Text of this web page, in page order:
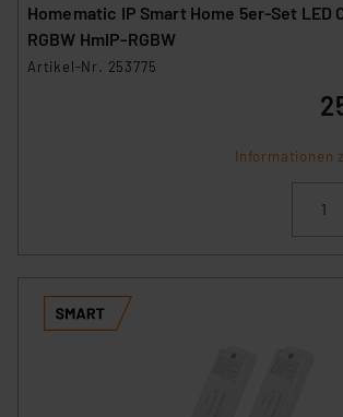
Homematic IP Smart Home 5er-Set LED
RGBW HmIP-RGBW
Artikel-Nr. 253775
Informationen